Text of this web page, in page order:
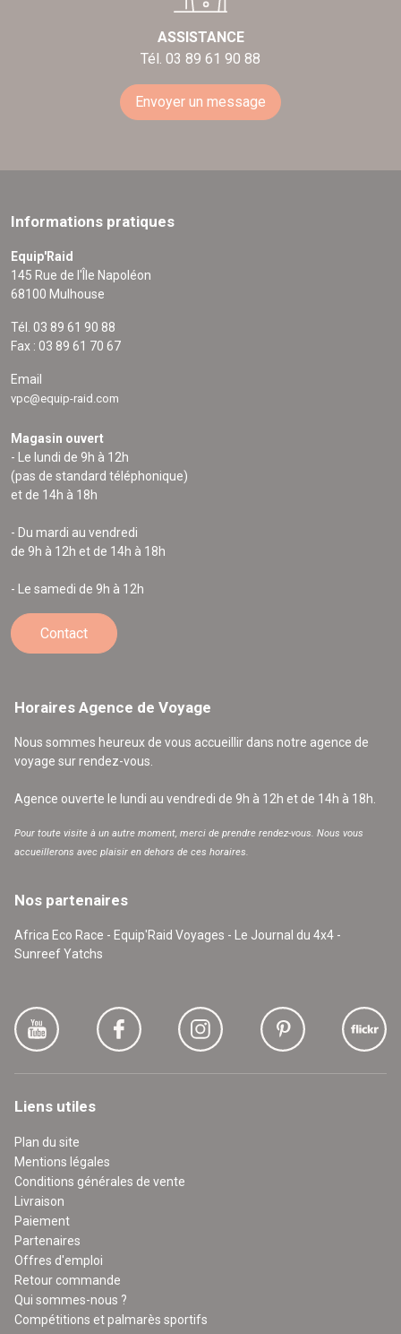
ASSISTANCE
Tél. 03 89 61 90 88
Envoyer un message
Informations pratiques
Equip'Raid
145 Rue de l'Île Napoléon
68100 Mulhouse
Tél. 03 89 61 90 88
Fax : 03 89 61 70 67
Email
vpc@equip-raid.com
Magasin ouvert
- Le lundi de 9h à 12h
(pas de standard téléphonique)
et de 14h à 18h
- Du mardi au vendredi
de 9h à 12h et de 14h à 18h
- Le samedi de 9h à 12h
Contact
Horaires Agence de Voyage
Nous sommes heureux de vous accueillir dans notre agence de
voyage sur rendez-vous.
Agence ouverte le lundi au vendredi de 9h à 12h et de 14h à 18h.
Pour toute visite à un autre moment, merci de prendre rendez-vous. Nous vous
accueillerons avec plaisir en dehors de ces horaires.
Nos partenaires
Africa Eco Race - Equip'Raid Voyages - Le Journal du 4x4 -
Sunreef Yatchs
Liens utiles
Plan du site
Mentions légales
Conditions générales de vente
Livraison
Paiement
Partenaires
Offres d'emploi
Retour commande
Qui sommes-nous ?
Compétitions et palmarès sportifs